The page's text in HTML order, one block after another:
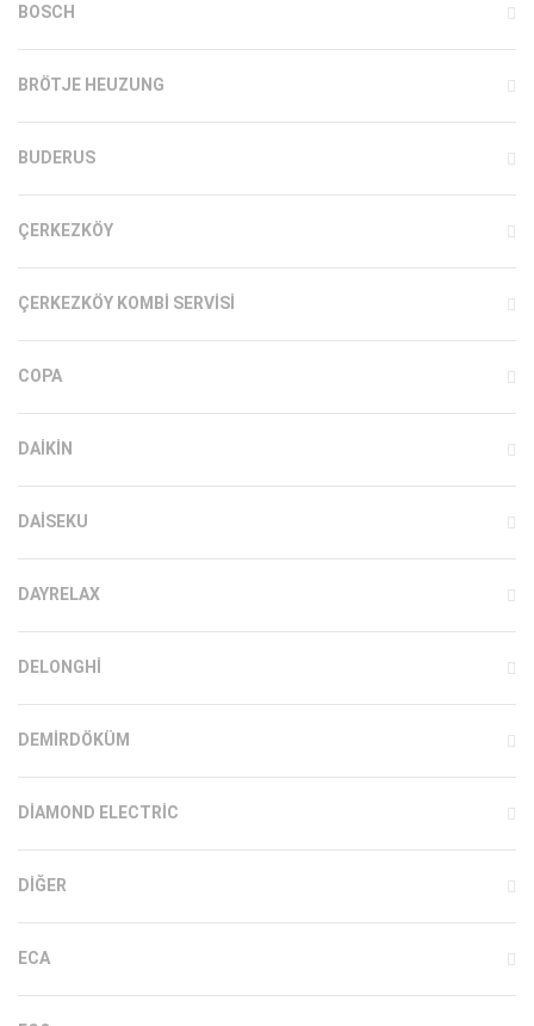
BOSCH
BRÖTJE HEUZUNG
BUDERUS
ÇERKEZKÖY
ÇERKEZKÖY KOMBI SERVISI
COPA
DAIKIN
DAISEKU
DAYRELAX
DELONGHI
DEMIRDÖKÜM
DIAMOND ELECTRIC
DIĞER
ECA